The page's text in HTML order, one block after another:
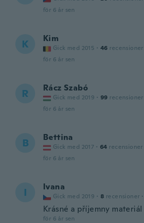
för 6 år sen
K Kim
Gick med 2015 · 46 recensioner
för 6 år sen
R Rácz Szabó
Gick med 2019 · 99 recensioner
för 6 år sen
B Bettina
Gick med 2017 · 64 recensioner
för 6 år sen
I Ivana
Gick med 2019 · 8 recensioner ·
Krásné a příjemny materiál
för 6 år sen